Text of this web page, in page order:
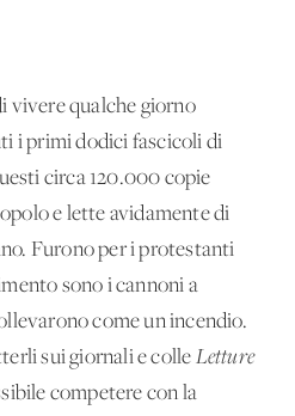
vivere qualche giorno
i primi dodici fascicoli di
circa 120.000 copie
e lette avidamente di
Furono per i protestanti
sono i cannoni a
come un incendio.
sui giornali e colle Letture
competere con la